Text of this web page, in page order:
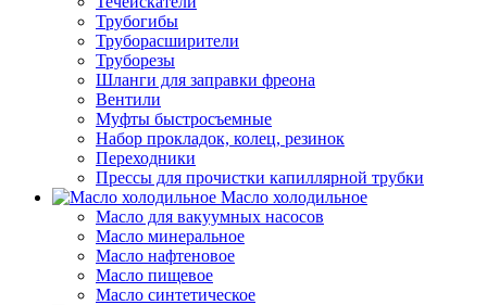
Трубогибы
Труборасширители
Труборезы
Шланги для заправки фреона
Вентили
Муфты быстросъемные
Набор прокладок, колец, резинок
Переходники
Прессы для прочистки капиллярной трубки
Масло холодильное
Масло для вакуумных насосов
Масло минеральное
Масло нафтеновое
Масло пищевое
Масло синтетическое